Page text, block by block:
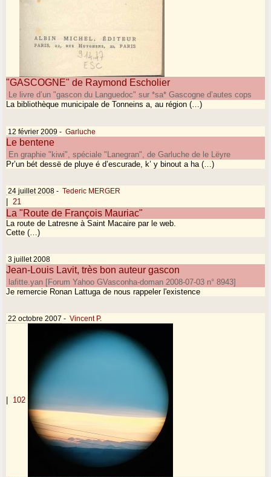
"GASCOGNE" de Raymond Escholier
Le livre d’un "gascon du Languedoc" sur *sa* Gascogne d’autes cops
La bibliothèque municipale de Tonneins a, au région (…)
12 février 2009 - Garluche
Le bentene
En graphie "kiwi", spéciale "Lanegran", de Garluche de le Lëyre
Pr’un bét dessë de pluye é d’escurade, k’ y binout a ha (…)
24 juillet 2008 - Tederic MERGER
21
La "Route de François Mauriac"
La route de Latresne à Saint Macaire par le web.
Cette (…)
3 juillet 2008
Jean-Louis Lavit, très bon auteur gascon
lafitte.yan [Forum Yahoo GVasconha-doman 2008-07-03 n° 8943]
Je remercie Ronan Lattuga de nous rappeler l'existence
22 octobre 2007 - Vincent P.
102